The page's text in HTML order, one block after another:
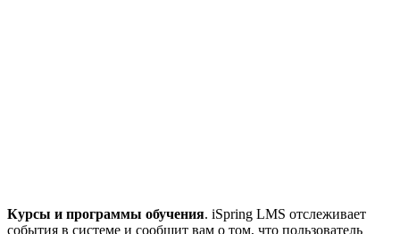
Курсы и программы обучения. iSpring LMS отслеживает
события в системе и сообщит вам о том, что пользователь